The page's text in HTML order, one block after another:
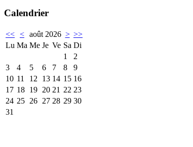
Calendrier
<< < août 2026 > >>
Lu Ma Me Je Ve Sa Di
1
2
3
4 5 6 7 8
9
10 11 12 13 14 15 16
17 18 19 20 21 22 23
24 25 26 27 28 29 30
31